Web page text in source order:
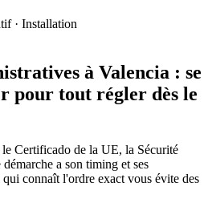
· Installation
à Valencia : se
pour tout régler dès le
Certificado de la UE, la Sécurité
a son timing et ses
connaît l'ordre exact vous évite des